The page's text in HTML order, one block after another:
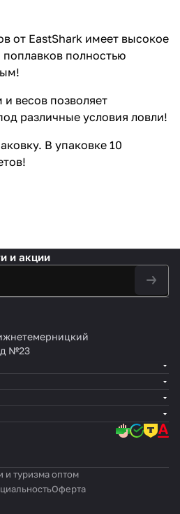
от EastShark имеет высокое
поплавков полностью
весов позволяет
различные условия ловли!
В упаковке 10
и акции
№23
и туризма оптом
Оферта